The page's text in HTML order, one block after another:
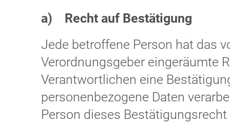
a) Recht auf Bestätigung
Jede betroffene Person hat das
Verordnungsgeber eingeräumte
Verantwortlichen eine
personenbezogene Daten
Person dieses